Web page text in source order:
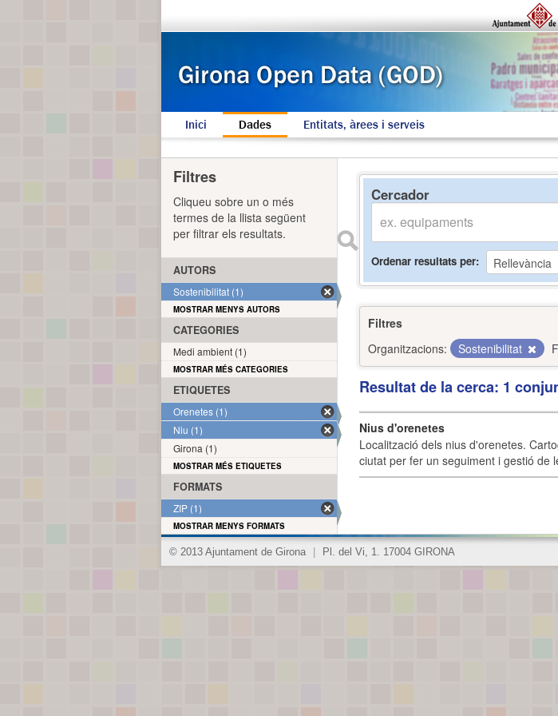
Inici Dades Entitats, àrees i serveis
Cercador
Ordenar resultats per
Filtres
Organitzacions:
Sostenibilitat
Resultat de la cerca: 1
Nius d'orenetes
Localització dels nius d'orenetes.
ciutat per fer un seguiment i gestió de
Filtres
Cliqueu sobre un o més
termes de la llista següent
per filtrar els resultats.
AUTORS
Sostenibilitat (1)
MOSTRAR MENYS AUTORS
CATEGORIES
Medi ambient (1)
MOSTRAR MÉS CATEGORIES
ETIQUETES
Orenetes (1)
Niu (1)
Girona (1)
MOSTRAR MÉS ETIQUETES
FORMATS
ZIP (1)
MOSTRAR MENYS FORMATS
© 2013 Ajuntament de Girona Pl. del Vi, 1. 17004 GIRONA